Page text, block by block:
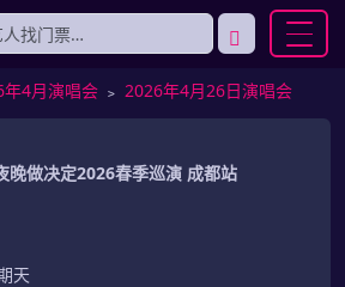
年4月演唱会 ﹥ 2026年4月26日演唱会
晚做决定2026春季巡演 成都站
天